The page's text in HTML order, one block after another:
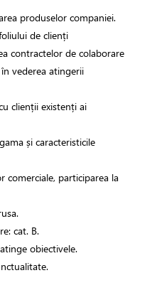
produselor companiei.
de clienți
contractelor de colaborare
vederea atingerii
clienții existenți ai
și caracteristicile
comerciale, participarea la
cat. B.
obiectivele.